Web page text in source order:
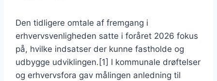
Den tidligere omtale af fremgang i
erhvervsvenligheden satte i foråret 2026 fokus
på, hvilke indsatser der kunne fastholde og
udbygge udviklingen.[1] I kommunale drøftelser
og erhvervsfora gav målingen anledning til